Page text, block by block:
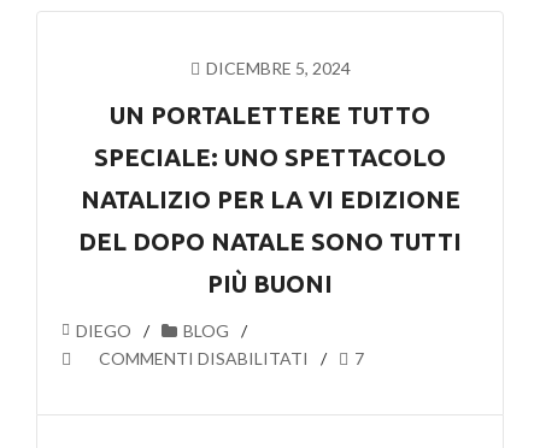
DICEMBRE 5, 2024
UN PORTALETTERE TUTTO
SPECIALE: UNO SPETTACOLO
NATALIZIO PER LA VI EDIZIONE
DEL DOPO NATALE SONO TUTTI
PIÙ BUONI
DIEGO
BLOG
COMMENTI DISABILITATI
SU
PORTALETTERE
7